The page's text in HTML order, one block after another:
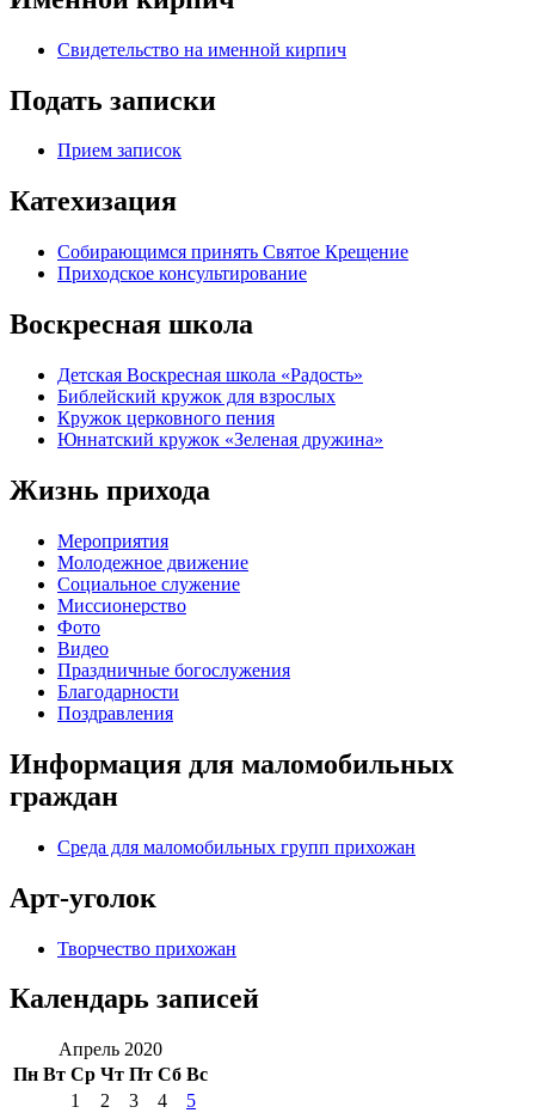
Свидетельство на именной кирпич
Подать записки
Прием записок
Катехизация
Собирающимся принять Святое Крещение
Приходское консультирование
Воскресная школа
Детская Воскресная школа «Радость»
Библейский кружок для взрослых
Кружок церковного пения
Юннатский кружок «Зеленая дружина»
Жизнь прихода
Мероприятия
Молодежное движение
Социальное служение
Миссионерство
Фото
Видео
Праздничные богослужения
Благодарности
Поздравления
Информация для маломобильных
граждан
Среда для маломобильных групп прихожан
Арт-уголок
Творчество прихожан
Календарь записей
Апрель 2020
Пн Вт Ср Чт Пт Сб Вс
1 2 3 4
5